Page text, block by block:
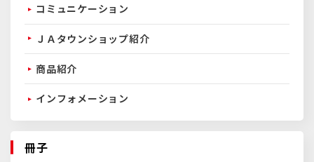
コミュニケーション
ＪＡタウンショップ紹介
商品紹介
インフォメーション
冊子